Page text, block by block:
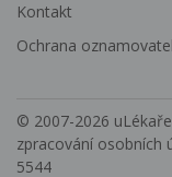
Kontakt
Ochrana
© 2007-2026
zpracování osobních
5544